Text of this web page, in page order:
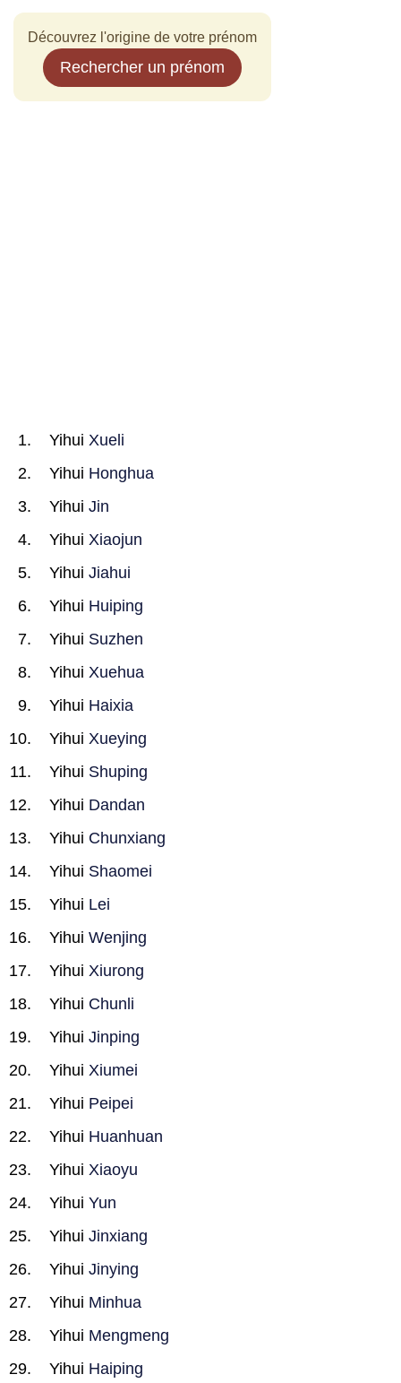
Découvrez l'origine de votre prénom
Rechercher un prénom
Yihui Xueli
Yihui Honghua
Yihui Jin
Yihui Xiaojun
Yihui Jiahui
Yihui Huiping
Yihui Suzhen
Yihui Xuehua
Yihui Haixia
Yihui Xueying
Yihui Shuping
Yihui Dandan
Yihui Chunxiang
Yihui Shaomei
Yihui Lei
Yihui Wenjing
Yihui Xiurong
Yihui Chunli
Yihui Jinping
Yihui Xiumei
Yihui Peipei
Yihui Huanhuan
Yihui Xiaoyu
Yihui Yun
Yihui Jinxiang
Yihui Jinying
Yihui Minhua
Yihui Mengmeng
Yihui Haiping